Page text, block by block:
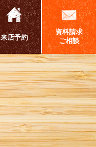
来店予約
資料請求
ご相談